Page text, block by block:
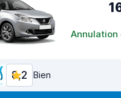
8,2 Bien